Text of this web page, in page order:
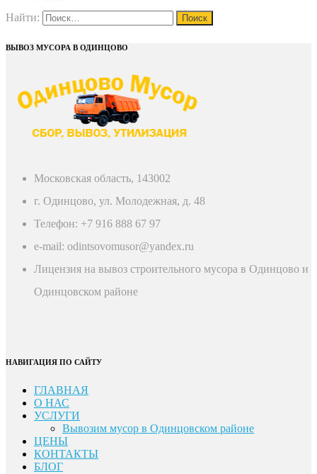
Найти:
ВЫВОЗ МУСОРА В ОДИНЦОВО
Московская область, 143002
г. Одинцово, ул. Молодежная, д. 48
Телефон: +7 916 888 67 97
e-mail: odintsovomusor@yandex.ru
Лицензия на вывоз строительного мусора в Одинцово и
Одинцовском районе
НАВИГАЦИЯ ПО САЙТУ
ГЛАВНАЯ
О НАС
УСЛУГИ
Вывозим мусор в Одинцовском районе
ЦЕНЫ
КОНТАКТЫ
БЛОГ